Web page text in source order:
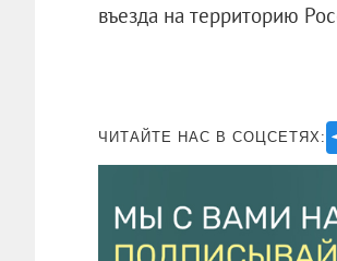
въезда на территорию
ЧИТАЙТЕ НАС В СОЦСЕТЯХ: